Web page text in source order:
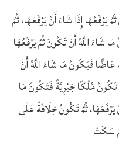
يَرْفَعُهَا إِذَا شَاءَ أَنْ يَرْفَعَهَا، ثُمَّ
شَاءَ اللَّهُ أَنْ تَكُونَ ثُمَّ يَرْفَعُهَا
عَاضًّا فَيَكُونُ مَا شَاءَ اللَّهُ أَنْ
تَكُونُ مُلْكًا جَبْرِيَّةً فَتَكُونُ مَا
يَرْفَعَهَا، ثُمَّ تَكُونُ خِلَافَةً عَلَى
سَكَتَ